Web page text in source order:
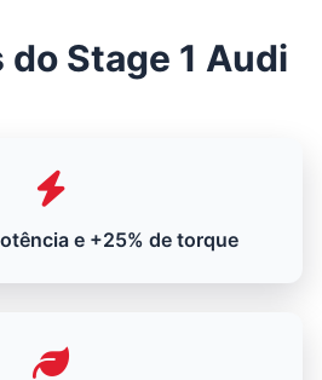
Stage 1 Audi
e +25% de torque